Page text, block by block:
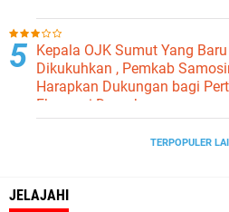
Kepala OJK Sumut Yang Baru
Dikukuhkan , Pemkab
Harapkan Dukungan bagi
Ekonomi Daerah
TERPOPULER
JELAJAHI